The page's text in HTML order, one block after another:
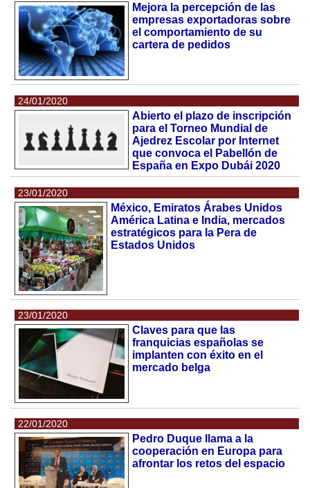
Mejora la percepción de las
empresas exportadoras sobre
el comportamiento de su
cartera de pedidos
24/01/2020
Abierto el plazo de inscripción
para el Torneo Mundial de
Ajedrez Escolar por Internet
que convoca el Pabellón de
España en Expo Dubái 2020
23/01/2020
México, Emiratos Árabes Unidos
América Latina e India, mercados
estratégicos para la Pera de
Estados Unidos
23/01/2020
Claves para que las
franquicias españolas se
implanten con éxito en el
mercado belga
22/01/2020
Pedro Duque llama a la
cooperación en Europa para
afrontar los retos del espacio